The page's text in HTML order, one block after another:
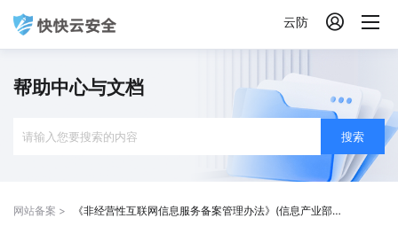
云防 
帮助中心与文档
搜索
网站备案 > 《非经营性互联网信息服务备案管理办法》(信息产业部令第33号)